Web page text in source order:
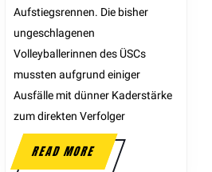
Aufstiegsrennen. Die bisher
ungeschlagenen
Volleyballerinnen des ÜSCs
mussten aufgrund einiger
Ausfälle mit dünner Kaderstärke
zum direkten Verfolger
READ MORE